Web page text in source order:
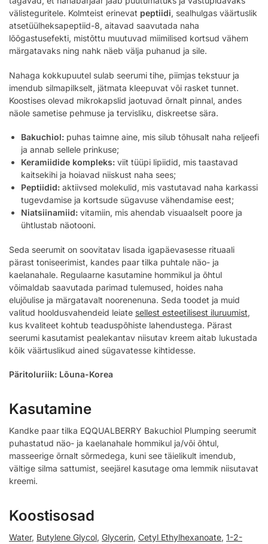
välisteguritele. Kolmteist erinevat peptiidi, sealhulgas väärtuslik
atsetüülheksapeptiid-8, aitavad saavutada naha
lõõgastusefekti, mistõttu muutuvad miimilised kortsud vähem
märgatavaks ning nahk näeb välja puhanud ja sile.
Nahaga kokkupuutel sulab seerumi tihe, piimjas tekstuur ja
imendub silmapilkselt, jätmata kleepuvat või rasket tunnet.
Koostises olevad mikrokapslid jaotuvad õrnalt pinnal, andes
näole sametise pehmuse ja tervisliku, diskreetse sära.
Bakuchiol: puhas taimne aine, mis silub tõhusalt naha reljeefi
ja annab sellele prinkuse;
Keramiidide kompleks: viit tüüpi lipiidid, mis taastavad
kaitsekihi ja hoiavad niiskust naha sees;
Peptiidid: aktiivsed molekulid, mis vastutavad naha karkassi
tugevdamise ja kortsude sügavuse vähendamise eest;
Niatsiinamiid: vitamiin, mis ahendab visuaalselt poore ja
ühtlustab näotooni.
Seda seerumit on soovitatav lisada igapäevasesse rituaali
pärast toniseerimist, kandes paar tilka puhtale näo- ja
kaelanahale. Regulaarne kasutamine hommikul ja õhtul
võimaldab saavutada parimad tulemused, hoides naha
elujõulise ja märgatavalt noorenenuna. Seda toodet ja muid
valitud hooldusvahendeid leiate sellest esteetilisest iluruumist,
kus kvaliteet kohtub teaduspõhiste lahendustega. Pärast
seerumi kasutamist pealekantav niisutav kreem aitab lukustada
kõik väärtuslikud ained sügavatesse kihtidesse.
Päritoluriik: Lõuna-Korea
Kasutamine
Kandke paar tilka EQQUALBERRY Bakuchiol Plumping seerumit
puhastatud näo- ja kaelanahale hommikul ja/või õhtul,
masseerige õrnalt sõrmedega, kuni see täielikult imendub,
vältige silma sattumist, seejärel kasutage oma lemmik niisutavat
kreemi.
Koostisosad
Water, Butylene Glycol, Glycerin, Cetyl Ethylhexanoate, 1-2-